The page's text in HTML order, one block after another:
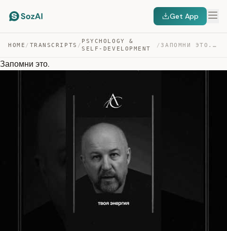
Get App
HOME / TRANSCRIPTS /
PSYCHOLOGY &
SELF-DEVELOPMENT
/ ЗАПОМНИ ЭТО. — TRANSCRIPT
Запомни это.